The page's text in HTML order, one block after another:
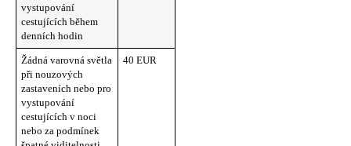
vystupování
cestujících během
denních hodin
Žádná varovná světla
při nouzových
zastaveních nebo pro
vystupování
cestujících v noci
nebo za podmínek
40 EUR